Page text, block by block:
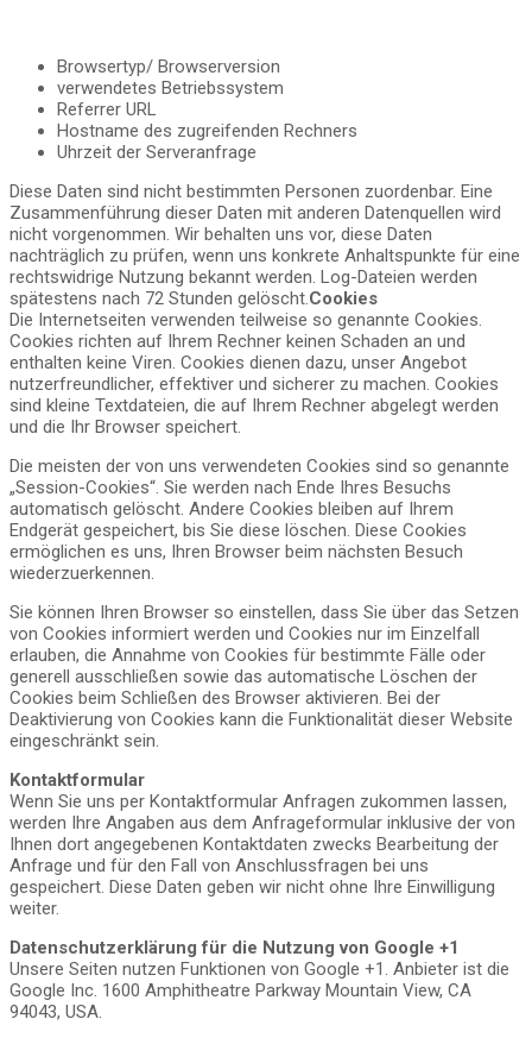
Browsertyp/ Browserversion
verwendetes Betriebssystem
Referrer URL
Hostname des zugreifenden Rechners
Uhrzeit der Serveranfrage
Diese Daten sind nicht bestimmten Personen zuordenbar. Eine
Zusammenführung dieser Daten mit anderen Datenquellen wird
nicht vorgenommen. Wir behalten uns vor, diese Daten
nachträglich zu prüfen, wenn uns konkrete Anhaltspunkte für eine
rechtswidrige Nutzung bekannt werden. Log-Dateien werden
spätestens nach 72 Stunden gelöscht.Cookies
Die Internetseiten verwenden teilweise so genannte Cookies.
Cookies richten auf Ihrem Rechner keinen Schaden an und
enthalten keine Viren. Cookies dienen dazu, unser Angebot
nutzerfreundlicher, effektiver und sicherer zu machen. Cookies
sind kleine Textdateien, die auf Ihrem Rechner abgelegt werden
und die Ihr Browser speichert.
Die meisten der von uns verwendeten Cookies sind so genannte
„Session-Cookies“. Sie werden nach Ende Ihres Besuchs
automatisch gelöscht. Andere Cookies bleiben auf Ihrem
Endgerät gespeichert, bis Sie diese löschen. Diese Cookies
ermöglichen es uns, Ihren Browser beim nächsten Besuch
wiederzuerkennen.
Sie können Ihren Browser so einstellen, dass Sie über das Setzen
von Cookies informiert werden und Cookies nur im Einzelfall
erlauben, die Annahme von Cookies für bestimmte Fälle oder
generell ausschließen sowie das automatische Löschen der
Cookies beim Schließen des Browser aktivieren. Bei der
Deaktivierung von Cookies kann die Funktionalität dieser Website
eingeschränkt sein.
Kontaktformular
Wenn Sie uns per Kontaktformular Anfragen zukommen lassen,
werden Ihre Angaben aus dem Anfrageformular inklusive der von
Ihnen dort angegebenen Kontaktdaten zwecks Bearbeitung der
Anfrage und für den Fall von Anschlussfragen bei uns
gespeichert. Diese Daten geben wir nicht ohne Ihre Einwilligung
weiter.
Datenschutzerklärung für die Nutzung von Google +1
Unsere Seiten nutzen Funktionen von Google +1. Anbieter ist die
Google Inc. 1600 Amphitheatre Parkway Mountain View, CA
94043, USA.